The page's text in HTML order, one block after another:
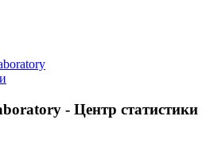
- Центр статистики